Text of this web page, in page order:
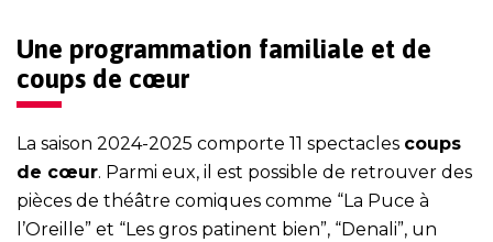
Une programmation familiale et de
coups de cœur
La saison 2024-2025 comporte 11 spectacles coups
de cœur. Parmi eux, il est possible de retrouver des
pièces de théâtre comiques comme “La Puce à
l’Oreille” et “Les gros patinent bien”, “Denali”, un